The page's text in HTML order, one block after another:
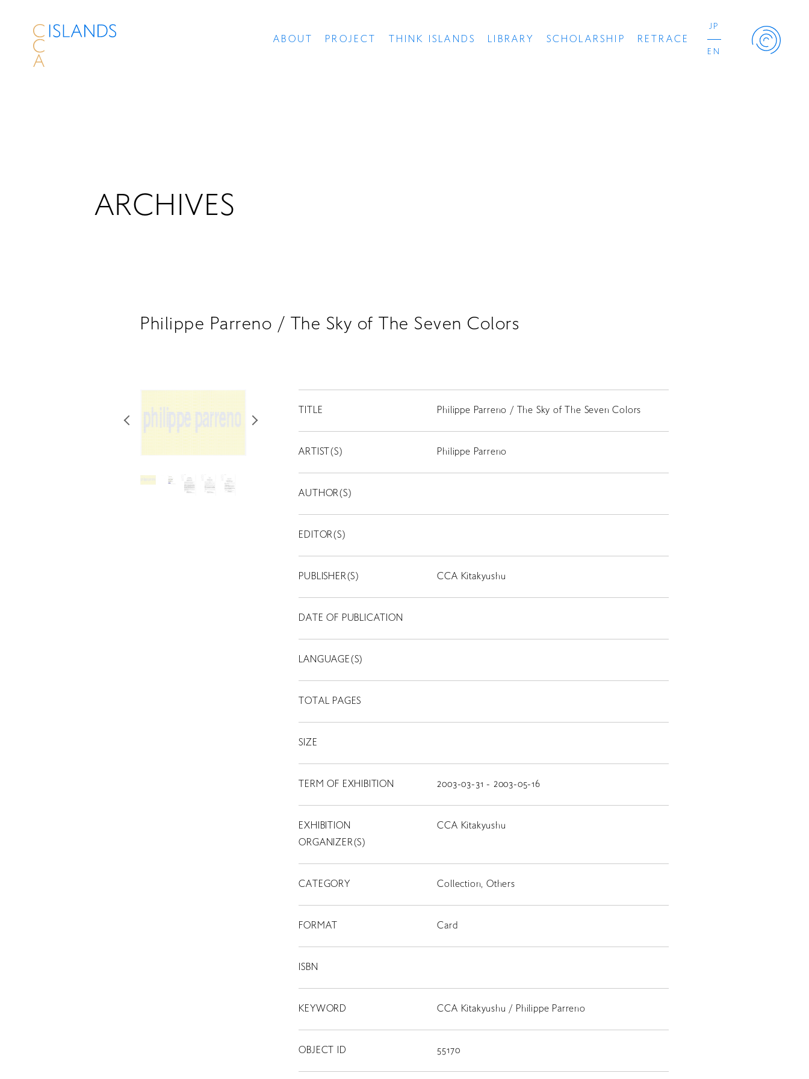
ABOUT PROJECT THINK ISLANDS LIBRARY SCHOLARSHIP RETRACE
JP
EN
THINK ISLANDS
LIBRARY
RETRACE
動画
ARCHIVES
Philippe Parreno / The Sky of The Seven Colors
TITLE Philippe Parreno / The Sky of The Seven Colors
ARTIST(S) Philippe Parreno
AUTHOR(S)
EDITOR(S)
PUBLISHER(S) CCA Kitakyushu
DATE OF PUBLICATION
LANGUAGE(S)
TOTAL PAGES
SIZE
TERM OF EXHIBITION 2003-03-31 - 2003-05-16
EXHIBITION
ORGANIZER(S)
CCA Kitakyushu
CATEGORY Collection, Others
FORMAT Card
ISBN
KEYWORD CCA Kitakyushu / Philippe Parreno
OBJECT ID 55170